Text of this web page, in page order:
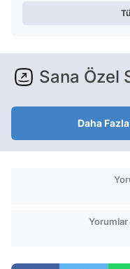
Sana Özel
Daha
Yorumlar